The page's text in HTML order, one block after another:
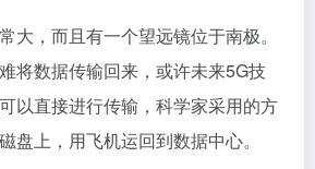
，而且有一个望远镜位于南极。
将数据传输回来，或许未来5G技
以直接进行传输，科学家采用的方
盘上，用飞机运回到数据中心。